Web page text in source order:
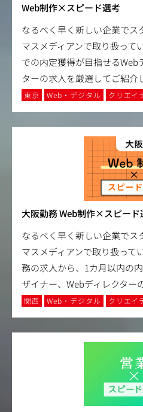
Web制作×スピード選考
なるべく早く新しい企業でス
マスメディアンで取り扱って
での内定獲得が目指せるWeb
ターの求人を厳選してご紹介
東京 Web・デジタル クリエイ
大阪勤務 Web制作×スピード
なるべく早く新しい企業でス
マスメディアンで取り扱って
務の求人から、1カ月以内の
ザイナー、Webディレクター
関西 Web・デジタル クリエイ